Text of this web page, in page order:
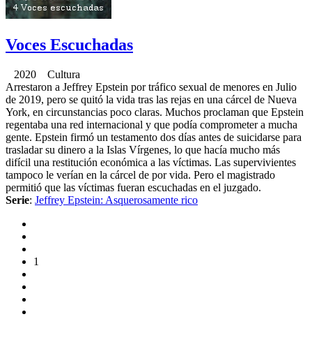
Voces Escuchadas
2020 Cultura
Arrestaron a Jeffrey Epstein por tráfico sexual de menores en Julio
de 2019, pero se quitó la vida tras las rejas en una cárcel de Nueva
York, en circunstancias poco claras. Muchos proclaman que Epstein
regentaba una red internacional y que podía comprometer a mucha
gente. Epstein firmó un testamento dos días antes de suicidarse para
trasladar su dinero a la Islas Vírgenes, lo que hacía mucho más
difícil una restitución económica a las víctimas. Las supervivientes
tampoco le verían en la cárcel de por vida. Pero el magistrado
permitió que las víctimas fueran escuchadas en el juzgado.
Serie: Jeffrey Epstein: Asquerosamente rico
1